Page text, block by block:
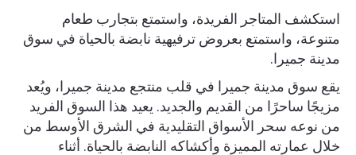
استكشف المتاجر الفريدة، واستمتع بتجارب طعام
متنوعة، واستمتع بعروض ترفيهية نابضة بالحياة في سوق
مدينة جميرا.
يقع سوق مدينة جميرا في قلب منتجع مدينة جميرا، ويُعد
مزيجًا ساحرًا من القديم والجديد. يعيد هذا السوق الفريد
من نوعه سحر الأسواق التقليدية في الشرق الأوسط من
خلال عمارته المميزة وأكشاكه النابضة بالحياة. أثناء